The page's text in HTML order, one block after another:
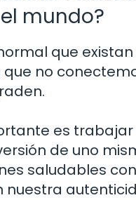
mundo?
que
que no
es trabajar
de uno
saludables
nuestra